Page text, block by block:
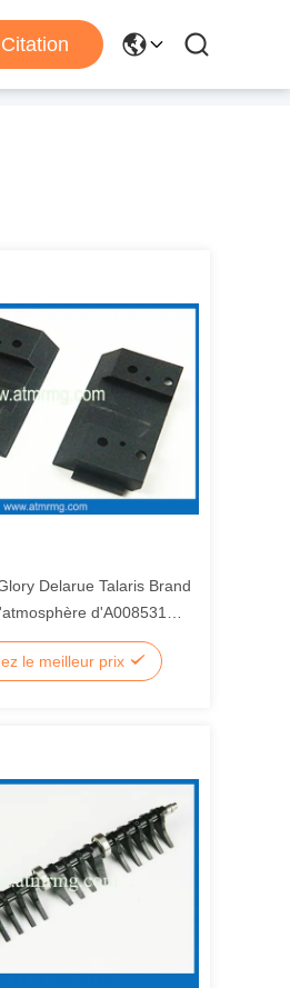
Citation
Delarue Talaris Brand
d'A008531
le meilleur prix